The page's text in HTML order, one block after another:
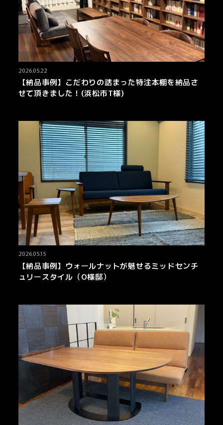
2026.05.22
【納品事例】こだわりの詰まった特注本棚を納品さ
せて頂きました！(浜松市T様)
2026.05.15
【納品事例】ウォールナットが魅せるミッドセンチ
ュリースタイル（O様邸）